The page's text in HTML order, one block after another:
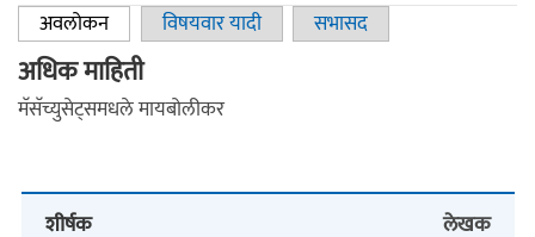
Primary tabs
अवलोकन(active tab)विषयवार यादी सभासद
अधिक माहिती
मॅसॅच्युसेट्समधले मायबोलीकर
शीर्षक
लेखक